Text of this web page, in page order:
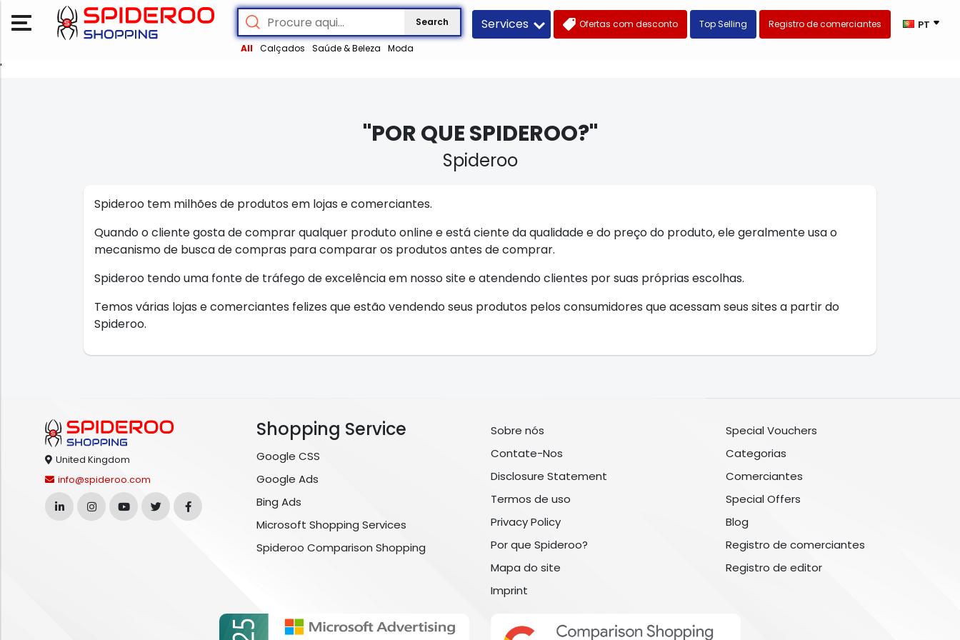
Search
All Calçados Saúde & Beleza Moda
Services Ofertas com desconto Top Selling Registro de comerciantes PT
'
"POR QUE SPIDEROO?"
Spideroo
Spideroo tem milhões de produtos em lojas e comerciantes.
Quando o cliente gosta de comprar qualquer produto online e está ciente da qualidade e do preço do produto, ele geralmente usa o
mecanismo de busca de compras para comparar os produtos antes de comprar.
Spideroo tendo uma fonte de tráfego de excelência em nosso site e atendendo clientes por suas próprias escolhas.
Temos várias lojas e comerciantes felizes que estão vendendo seus produtos pelos consumidores que acessam seus sites a partir do
Spideroo.
United Kingdom
info@spideroo.com
Shopping Service
Google CSS
Google Ads
Bing Ads
Microsoft Shopping Services
Spideroo Comparison Shopping
Sobre nós
Contate-Nos
Disclosure Statement
Termos de uso
Privacy Policy
Por que Spideroo?
Mapa do site
Imprint
Special Vouchers
Categorias
Comerciantes
Special Offers
Blog
Registro de comerciantes
Registro de editor